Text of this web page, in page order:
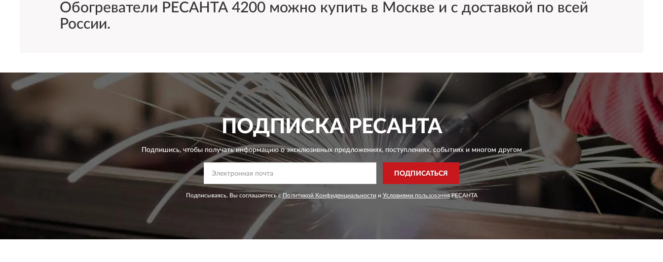
Обогреватели РЕСАНТА 4200 можно купить в Москве и с доставкой по всей
России.
ПОДПИСКАРЕСАНТА
Подпишись, чтобы получать информацию о эксклюзивных предложениях,поступлениях, событиях и многом другом
ПОДПИСАТЬСЯ
Подписываясь, Вы соглашаетесь с Политикой Конфиденциальности и Условиями пользованияРЕСАНТА